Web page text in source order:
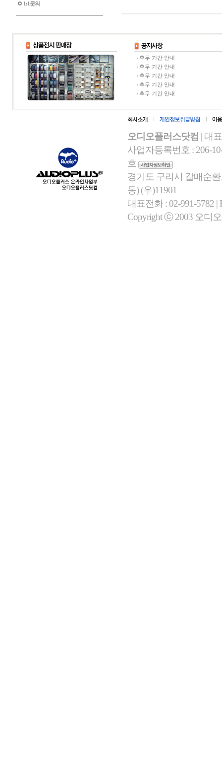
1:1문의
휴무 기간 안내
휴무 기간 안내
휴무 기간 안내
휴무 기간 안내
휴무 기간 안내
오디오플러스닷컴
| 대
사업자등록번호 : 206-
호
경기도 구리시 갈매순
동) (우)11901
대표전화 : 02-991-5782 |
Copyright ⓒ 2003 오디오